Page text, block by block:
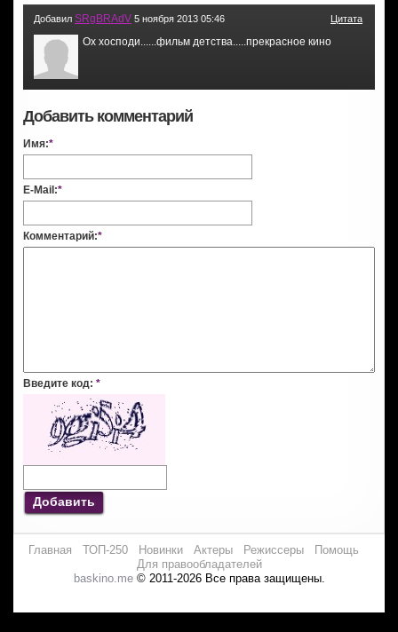
Добавил SRgBRAdV 5 ноября 2013 05:46 Цитата
Ох хосподи......фильм детства.....прекрасное кино
Добавить комментарий
Имя:*
E-Mail:*
Комментарий:*
Введите код: *
Добавить
Главная ТОП-250 Новинки Актеры Режиссеры
Помощь
Для правообладателей
baskino.me© 2011-2026 Все права защищены.